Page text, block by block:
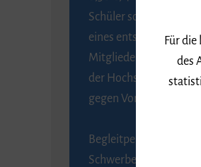
Schüler sowie
eines entsprechenden
Mitglieder der
der Hochschule für
gegen Vorlage des
Begleitpersonen von
Schwerbehinderung,
Für
des